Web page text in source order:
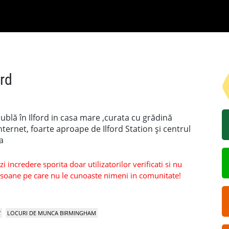
în Ilford in casa mare ,curata cu grădină
foarte aproape de Ilford Station și centrul
incredere sporita doar utilizatorilor verificati si nu
pe care nu le cunoaste nimeni in comunitate!
LOCURI DE MUNCA BIRMINGHAM